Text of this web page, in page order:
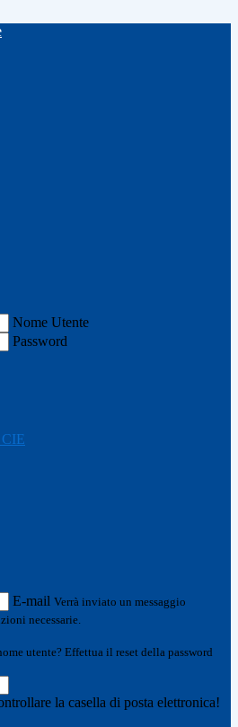
Nome Utente
Password
CIE
E-mail Verrà inviato un messaggio
necessarie.
utente? Effettua il reset della password
la casella di posta elettronica!